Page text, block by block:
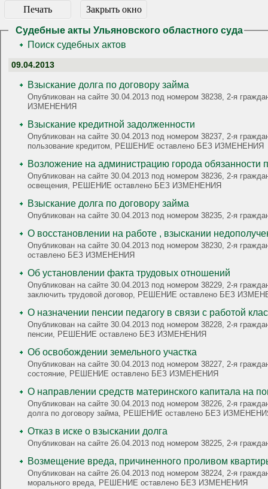
Печать Закрыть окно
Судебные акты Ульяновского областного суда
Поиск судебных актов
09.04.2013
Взыскание долга по договору займа
Опубликован на сайте 30.04.2013 под номером 38238, 2-я
ИЗМЕНЕНИЯ
Взыскание кредитной задолженности
Опубликован на сайте 30.04.2013 под номером 38237, 2-я
пользование кредитом, РЕШЕНИЕ оставлено БЕЗ ИЗМЕНЕНИЯ
Возложение на администрацию города обязанности
Опубликован на сайте 30.04.2013 под номером 38236, 2-я
освещения, РЕШЕНИЕ оставлено БЕЗ ИЗМЕНЕНИЯ
Взыскание долга по договору займа
Опубликован на сайте 30.04.2013 под номером 38235, 2-я
О восстановлении на работе , взыскании
Опубликован на сайте 30.04.2013 под номером 38230, 2-я
оставлено БЕЗ ИЗМЕНЕНИЯ
Об установлении факта трудовых отношений
Опубликован на сайте 30.04.2013 под номером 38229, 2-я
заключить трудовой договор, РЕШЕНИЕ оставлено БЕЗ
О назначении пенсии педагогу в связи с работой
Опубликован на сайте 30.04.2013 под номером 38228, 2-я
пенсии, РЕШЕНИЕ оставлено БЕЗ ИЗМЕНЕНИЯ
Об освобождении земельного участка
Опубликован на сайте 30.04.2013 под номером 38227, 2-я
состояние, РЕШЕНИЕ оставлено БЕЗ ИЗМЕНЕНИЯ
О направлении средств материнского капитала на
Опубликован на сайте 30.04.2013 под номером 38226, 2-я
долга по договору займа, РЕШЕНИЕ оставлено БЕЗ
Отказ в иске о взыскании долга
Опубликован на сайте 26.04.2013 под номером 38225, 2-я
Возмещение вреда, причиненного проливом
Опубликован на сайте 26.04.2013 под номером 38224, 2-я
морального вреда, РЕШЕНИЕ оставлено БЕЗ ИЗМЕНЕНИЯ